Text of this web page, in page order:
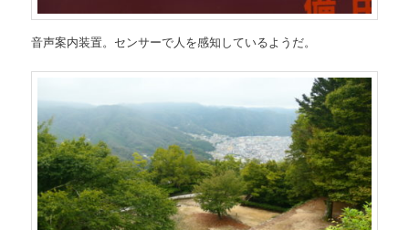
音声案内装置。センサーで人を感知しているようだ。